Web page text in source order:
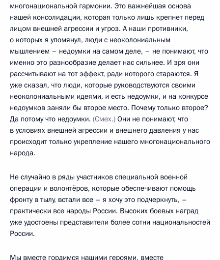
многонациональной гармонии. Это важнейшая основа
нашей консолидации, которая только лишь крепнет перед
лицом внешней агрессии и угроз. А наши противники,
о которых я упомянул, люди с неоколониальным
мышлением – недоумки на самом деле, – не понимают, что
именно это разнообразие делает нас сильнее. И зря они
рассчитывают на тот эффект, ради которого стараются. Я
уже сказал, что люди, которые руководствуются своими
неоколониальными идеями, и есть недоумки, и на конкурсе
недоумков заняли бы второе место. Почему только второе?
Да потому что недоумки. (Смех.) Они не понимают, что
в условиях внешней агрессии и внешнего давления у нас
происходит только укрепление нашего многонационального
народа.
Не случайно в ряды участников специальной военной
операции и волонтёров, которые обеспечивают помощь
фронту в тылу, встали все – я хочу это подчеркнуть, –
практически все народы России. Высоких боевых наград
уже удостоены представители более сотни национальностей
России.
Мы вместе гордимся нашими героями, вместе